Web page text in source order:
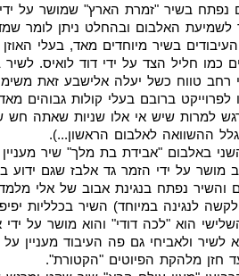
נפתח בשיר "זמרת הארץ" שמושר על
לשמיעת האלבום ובהחלט ניתן לומר
בשיר מיוחדים מאד, בעלי
כמו חליל הצד על ידי דוד לואיס.
רחב טווח כשל יעלה אלישבע זאת
לפרוייקט ברובם בעלי קולות גבוהים
למרות שיש אי אלו שניות שאתה חש
ההשוואה לאלבום הראשון...).
באלבום "אבידת בת מלך" שיר
מושר על ידי הזמר גד אלבז שגם ידוע
והשיר נפתח בנגינת אבוב של אלי
לנגינה במיוחד) השיר בכלליות
הוא "לכה דודי" והוא מושר על ידי
לשיר ולאביחי גם פה העיבוד מעניין על
חזן מלהקת הפיוטים "הקטורת".